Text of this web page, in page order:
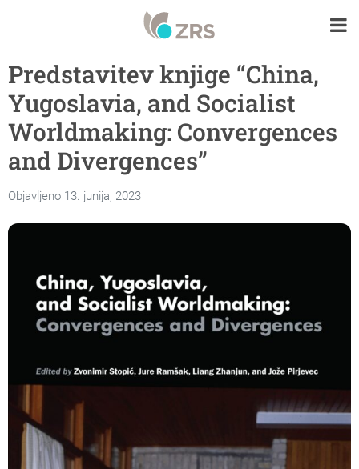
Predstavitev knjige “China,
Yugoslavia, and Socialist
Worldmaking: Convergences
and Divergences”
Objavljeno 13. junija, 2023